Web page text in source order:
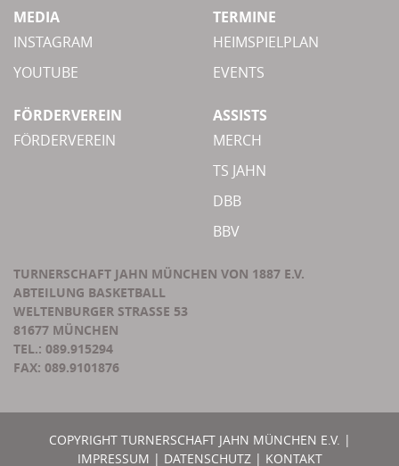
MEDIA
INSTAGRAM
YOUTUBE
TERMINE
HEIMSPIELPLAN
EVENTS
FÖRDERVEREIN
FÖRDERVEREIN
ASSISTS
MERCH
TS JAHN
DBB
BBV
TURNERSCHAFT JAHN MÜNCHEN VON 1887 E.V.
ABTEILUNG BASKETBALL
WELTENBURGER STRASSE 53
81677 MÜNCHEN
TEL.: 089.915294
FAX: 089.9101876
COPYRIGHT TURNERSCHAFT JAHN MÜNCHEN E.V. |
IMPRESSUM | DATENSCHUTZ| KONTAKT